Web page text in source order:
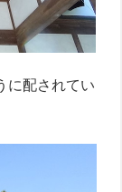
に配されてい